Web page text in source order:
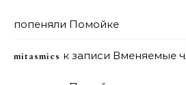
попеняли Помойке
mitasmies к записи Вменяемые